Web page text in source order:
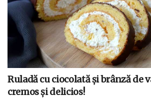
Ruladă cu ciocolată și brânză de
cremos și delicios!